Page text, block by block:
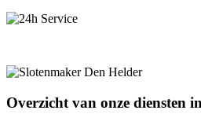
Overzicht van onze diensten